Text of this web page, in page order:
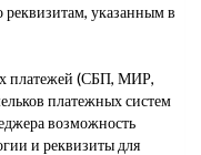
реквизитам, указанным в
платежей (СБП, МИР,
платежных систем
возможность
и реквизиты для